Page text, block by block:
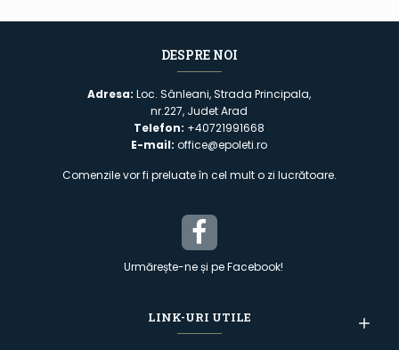
DESPRE NOI
Adresa:Loc. Sânleani, Strada Principala,
nr.227, Judet Arad
Telefon: +40721991668
E-mail: office@epoleti.ro
Comenzile vor fi preluate în cel mult o zi lucrătoare.
Urmărește-ne și pe Facebook!
LINK-URI UTILE